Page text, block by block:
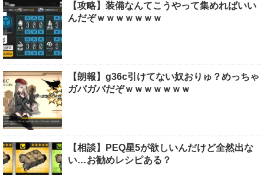
【攻略】装備なんてこうやって集めればいい
んだぞｗｗｗｗｗｗｗ
【朗報】g36c引けてない奴おりゅ？めっちゃ
ガバガバだぞｗｗｗｗｗｗｗ
【相談】PEQ星5が欲しいんだけど全然出な
い…お勧めレシピある？